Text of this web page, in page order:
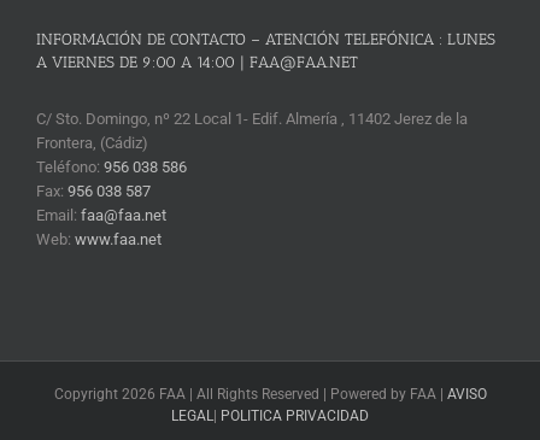
INFORMACIÓN DE CONTACTO – ATENCIÓN TELEFÓNICA : LUNES
A VIERNES DE 9:00 A 14:00 | FAA@FAA.NET
C/ Sto. Domingo, nº 22 Local 1- Edif. Almería , 11402 Jerez de la
Frontera, (Cádiz)
Teléfono: 956 038 586
Fax: 956 038 587
Email: faa@faa.net
Web: www.faa.net
Copyright 2026 FAA | All Rights Reserved | Powered by FAA | AVISO
LEGAL | POLITICA PRIVACIDAD